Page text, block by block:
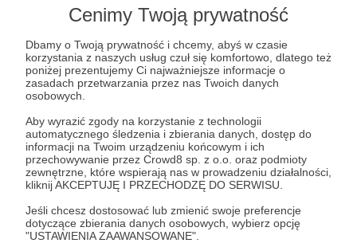
Cenimy Twoją prywatność
Dbamy o Twoją prywatność i chcemy, abyś w czasie
korzystania z naszych usług czuł się komfortowo, dlatego też
poniżej prezentujemy Ci najważniejsze informacje o
zasadach przetwarzania przez nas Twoich danych
osobowych.
Aby wyrazić zgody na korzystanie z technologii
automatycznego śledzenia i zbierania danych, dostęp do
informacji na Twoim urządzeniu końcowym i ich
przechowywanie przez Crowd8 sp. z o.o. oraz podmioty
zewnętrzne, które wspierają nas w prowadzeniu działalności,
kliknij AKCEPTUJĘ I PRZECHODZĘ DO SERWISU.
Jeśli chcesz dostosować lub zmienić swoje preferencje
dotyczące zbierania danych osobowych, wybierz opcję
"USTAWIENIA ZAAWANSOWANE".
Maciej Dzik - dusznø podcast #48
Maciej Dzik - człowiek orkiestra, jeden z najlepszych
polskich drummerów związanych ze środowiskiem
progowym.
dusznø dusznøpodcast podcast +7